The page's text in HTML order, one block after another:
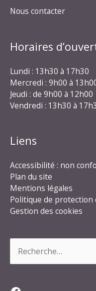
Nous contacter
Horaires
Lundi : 13h30 à 17h30
Mercredi : 9h00 à
Jeudi : de 9h00 à 12h00
Vendredi : 13h30 à
Liens
Accessibilité : non
Plan du site
Mentions légales
Politique de protection
Gestion des cookies